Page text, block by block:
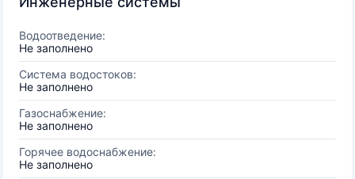
Водоотведение:
Не заполнено
Система водостоков:
Не заполнено
Газоснабжение:
Не заполнено
Горячее водоснабжение:
Не заполнено